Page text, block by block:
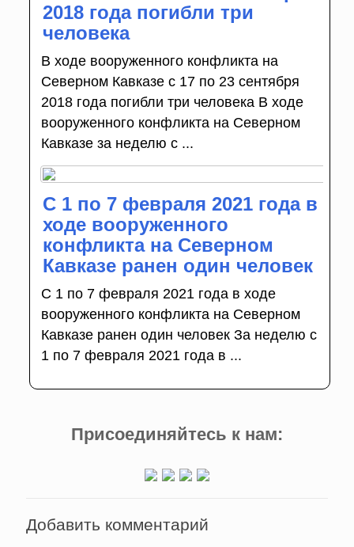
2018 года погибли три
человека
В ходе вооруженного конфликта на
Северном Кавказе с 17 по 23 сентября
2018 года погибли три человека В ходе
вооруженного конфликта на Северном
Кавказе за неделю с ...
С 1 по 7 февраля 2021 года в
ходе вооруженного
конфликта на Северном
Кавказе ранен один человек
С 1 по 7 февраля 2021 года в ходе
вооруженного конфликта на Северном
Кавказе ранен один человек За неделю с
1 по 7 февраля 2021 года в ...
Присоединяйтесь к нам:
Добавить комментарий